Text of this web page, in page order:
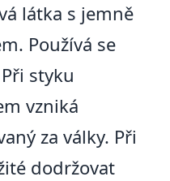
látka s jemně
Používá se
styku
vzniká
za války. Při
dodržovat